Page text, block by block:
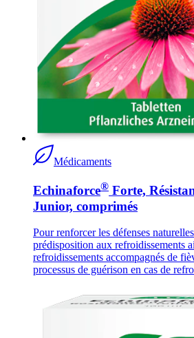
Médicaments
Echinaforce® Forte,
Junior, comprimés
Pour renforcer les défenses
prédisposition aux refroidissements
refroidissements accompagnés de
processus de guérison en cas de